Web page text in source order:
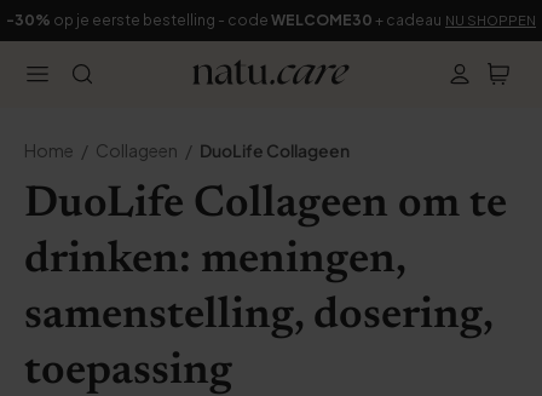
-30% op je eerste bestelling - code WELCOME30 + cadeau NU SHOPPEN
Home Collageen DuoLife Collageen
DuoLife Collageen om te
drinken: meningen,
samenstelling, dosering,
toepassing